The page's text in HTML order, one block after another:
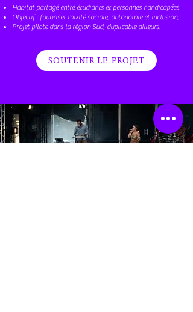
Habitat partagé entre étudiants et personnes handicapées,
Objectif : favoriser mixité sociale, autonomie et inclusion,
Projet pilote dans la région Sud, duplicable ailleurs.
SOUTENIR LE PROJET